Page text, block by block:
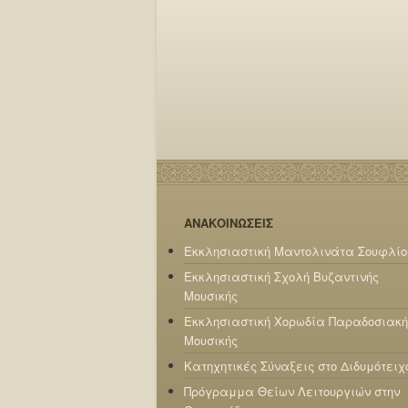
ΑΝΑΚΟΙΝΩΣΕΙΣ
Εκκλησιαστική Μαντολινάτα
Εκκλησιαστική Σχολή Βυζαντινής
Μουσικής
Εκκλησιαστική Χορωδία
Μουσικής
Κατηχητικές Σύναξεις στο
Πρόγραμμα Θείων Λειτουργιών στην